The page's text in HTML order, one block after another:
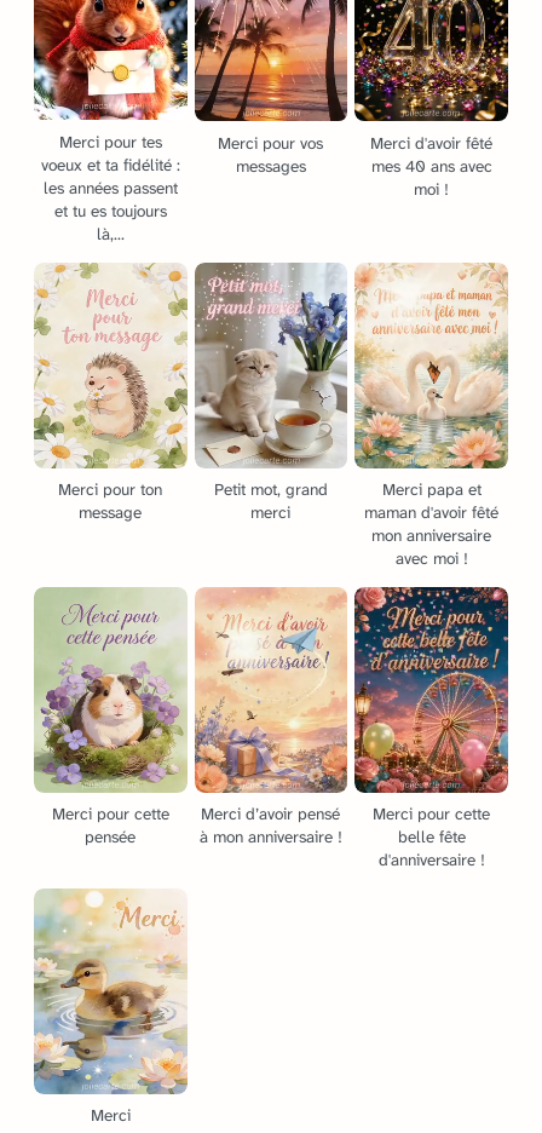
Merci pour tes
voeux et ta fidélité :
les années passent
et tu es toujours
là,...
Merci pour vos
messages
Merci d'avoir fêté
mes 40 ans avec
moi !
Merci pour ton
message
Petit mot, grand
merci
Merci papa et
maman d'avoir fêté
mon anniversaire
avec moi !
Merci pour cette
pensée
Merci d’avoir pensé
à mon anniversaire !
Merci pour cette
belle fête
d'anniversaire !
Merci